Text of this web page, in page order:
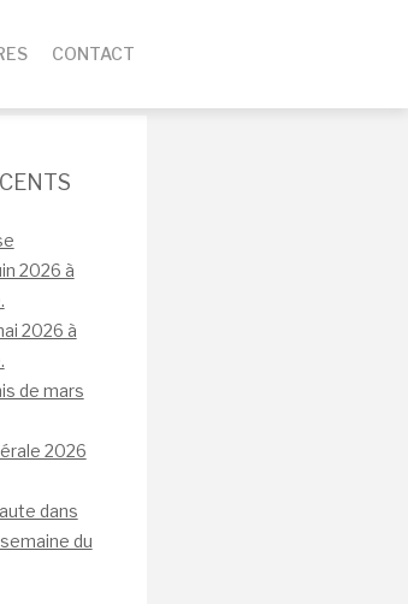
CONTACT
2026 à
2026 à
de mars
2026
dans
du